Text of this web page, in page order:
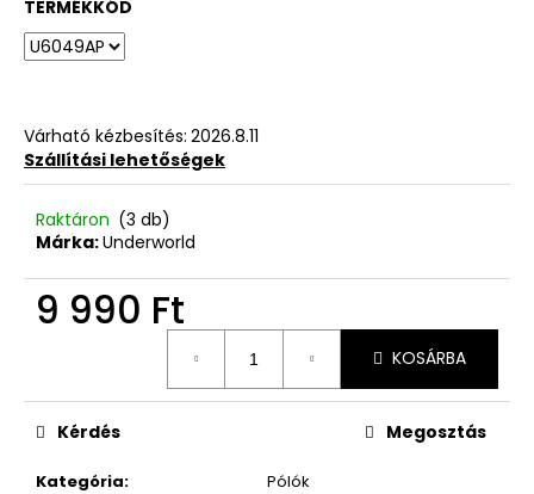
TERMÉKKÓD
Várható kézbesítés: 2026.8.11
Szállítási lehetőségek
Raktáron (3 db)
Márka:Underworld
9 990 Ft
KOSÁRBA
Kategória:
Pólók
Kérdés Megosztás